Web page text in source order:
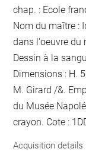
chap. : Ecole
Nom du maître :
dans l'oeuvre du
Dessin à la
Dimensions : H.
M. Girard /&.
du Musée
crayon. Cote :
Acquisition details